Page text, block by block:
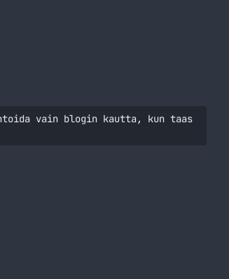
vain blogin kautta, kun taas